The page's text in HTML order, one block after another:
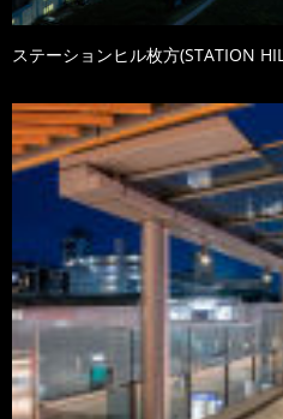
ステーションヒル枚方(STATION